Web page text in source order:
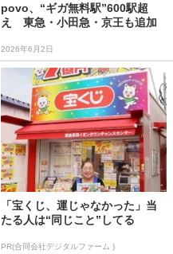
povo、“ギガ無料駅”600駅超
え 東急・小田急・京王も追加
2026年6月2日
「宝くじ、運じゃなかった」当
たる人は“同じこと”してる
PR(合同会社デジタルファーム )